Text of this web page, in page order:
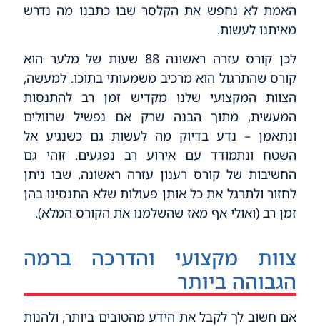
האמת לא נחפש את הקלסר שבו כתבנו מה נדרש
מאיתנו לעשות.
לכן קורס עזרה ראשונה 88 שעות של מלער הוא
קורס שהתרגול הוא מרכיב משמעותי בתוכו. למעשה,
הצוות המקצועי שלנו מקדיש זמן רב להתנסות
המעשית, מתוך הבנה שרק אם נפשיל שרוולים
ונתאמן – נדע בדיוק מה לעשות גם כשנגיע אל
השטח ונתמודד עם אירוע רב נפגעים. זוהי גם
החשיבות של קורס רענון עזרה ראשונה, שבו ניתן
לחזור ולתרגל את כל אותן פעולות שלא התנסינו בהן
זמן רב (ואולי אף מאז שהשלמנו את הקורס המלא).
צוות מקצועי והדרכה ברמה
הגבוהה ביותר
אם חשוב לך לקבל את הידע מהטובים ביותר, ולהנות